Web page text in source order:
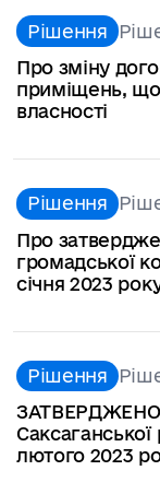
Рішення
Про зміну
приміщень,
власності
Рішення
Про
громадської
січня 2023
Рішення
ЗАТВЕРДЖЕНО
Саксаганської
лютого 2023